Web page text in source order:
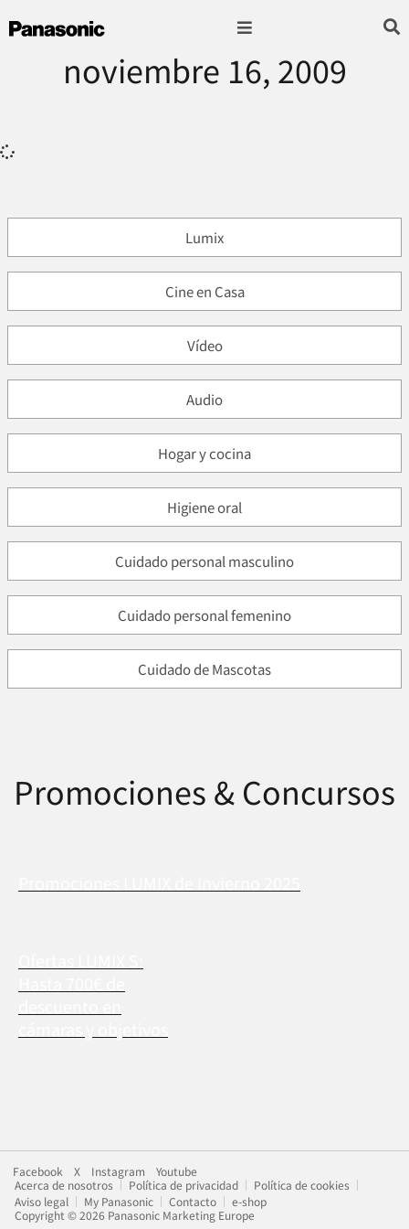
noviembre 16, 2009
Lumix
Cine en Casa
Vídeo
Audio
Hogar y cocina
Higiene oral
Cuidado personal masculino
Cuidado personal femenino
Cuidado de Mascotas
Promociones & Concursos
Facebook X Instagram
Youtube
Acerca de nosotros
Política de privacidad
Política de cookies
Aviso legal
My Panasonic Contacto
e-shop
Copyright © 2026 Panasonic Marketing Europe